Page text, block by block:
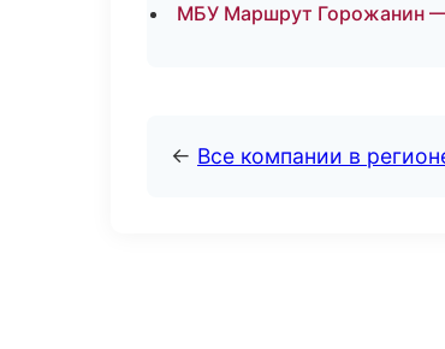
МБУ Маршрут Горожанин
← Все компании в